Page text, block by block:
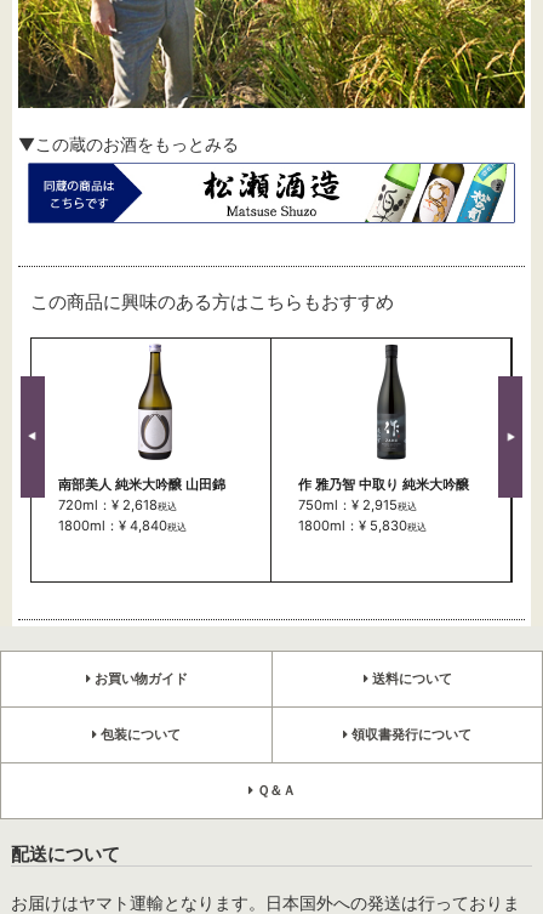
▼この蔵のお酒をもっとみる
この商品に興味のある方はこちらもおすすめ
南部美人 純米大吟醸 山田錦
720ml：¥ 2,618税込
1800ml：¥ 4,840税込
作 雅乃智 中取り 純米大吟醸
750ml：¥ 2,915税込
1800ml：¥ 5,830税込
お買い物ガイド 送料について
包装について 領収書発行について
Ｑ＆Ａ
配送について
お届けはヤマト運輸となります。日本国外への発送は行っておりま